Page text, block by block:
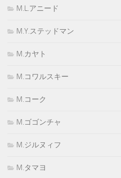
M.L.アニード
M.Y.ステッドマン
M.カヤト
M.コワルスキー
M.コーク
M.ゴゴンチャ
M.ジルヌィフ
M.タマヨ